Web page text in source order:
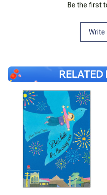
Be the first
Write